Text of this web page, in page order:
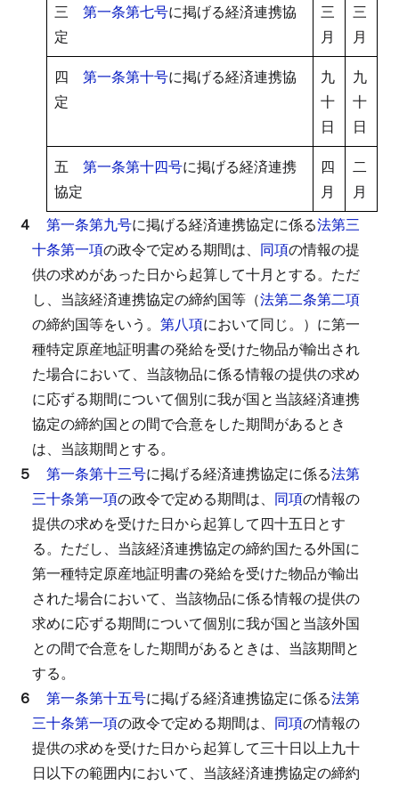
三 第一条第七号に掲げる経済連携協
定
三
月
三
月
四 第一条第十号に掲げる経済連携協
定
九
十
日
九
十
日
五 第一条第十四号に掲げる経済連携
協定
四
月
二
月
４ 第一条第九号に掲げる経済連携協定に係る法第三
十条第一項の政令で定める期間は、 同項の情報の提
供の求めがあった日から起算して十月とする。 ただ
し、当該経済連携協定の締約国等（法第二条第二項
の締約国等をいう。 第八項において同じ。）に第一
種特定原産地証明書の発給を受けた物品が輸出され
た場合において、当該物品に係る情報の提供の求め
に応ずる期間について個別に我が国と当該経済連携
協定の締約国との間で合意をした期間があるとき
は、当該期間とする。
５ 第一条第十三号に掲げる経済連携協定に係る法第
三十条第一項の政令で定める期間は、 同項の情報の
提供の求めを受けた日から起算して四十五日とす
る。 ただし、当該経済連携協定の締約国たる外国に
第一種特定原産地証明書の発給を受けた物品が輸出
された場合において、当該物品に係る情報の提供の
求めに応ずる期間について個別に我が国と当該外国
との間で合意をした期間があるときは、当該期間と
する。
６ 第一条第十五号に掲げる経済連携協定に係る法第
三十条第一項の政令で定める期間は、 同項の情報の
提供の求めを受けた日から起算して三十日以上九十
日以下の範囲内において、当該経済連携協定の締約